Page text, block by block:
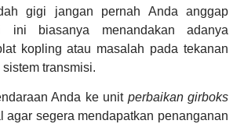
gigi jangan pernah Anda anggap
ini biasanya menandakan adanya
kopling atau masalah pada tekanan
transmisi.
Anda ke unit perbaikan girboks
agar segera mendapatkan penanganan